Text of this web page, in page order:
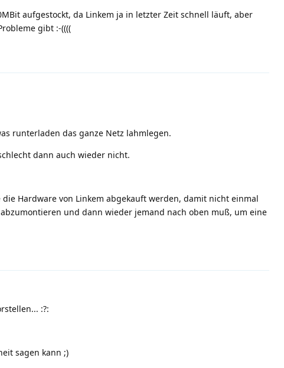
aufgestockt, da Linkem ja in letzter Zeit schnell läuft, aber
gibt :-((((
runterladen das ganze Netz lahmlegen.
dann auch wieder nicht.
Hardware von Linkem abgekauft werden, damit nicht einmal
und dann wieder jemand nach oben muß, um eine
:?:
sagen kann ;)